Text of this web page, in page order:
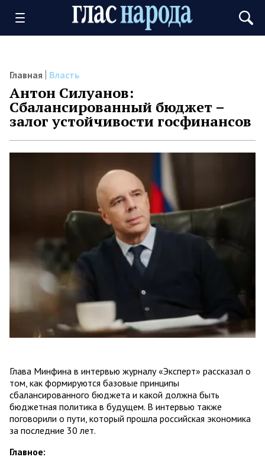
Главная Власть
Антон Силуанов:
Сбалансированный бюджет –
залог устойчивости госфинансов
Глава Минфина в интервью журналу «Эксперт» рассказал о
том, как формируются базовые принципы
сбалансированного бюджета и какой должна быть
бюджетная политика в будущем. В интервью также
поговорили о пути, который прошла российская экономика
за последние 30 лет.
Главное: